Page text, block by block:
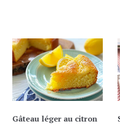
Gâteau léger au citron